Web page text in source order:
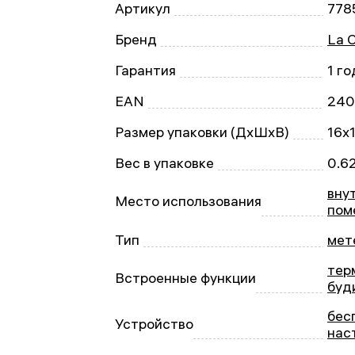
Артикул
Бренд
La
Гарантия
1
EAN
Размер упаковки (ДxШxВ)
Вес в упаковке
Место использования
Тип
Встроенные функции
Устройство